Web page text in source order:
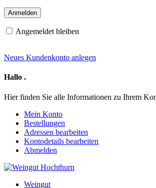
Angemeldet bleiben
Neues Kundenkonto anlegen
Hallo .
Hier finden Sie alle Informationen zu Ihrem
Mein Konto
Bestellungen
Adressen bearbeiten
Kontodetails bearbeiten
Abmelden
Weingut